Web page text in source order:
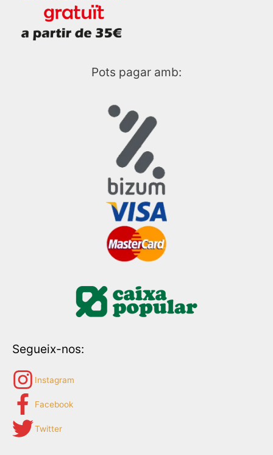
Pots pagar amb:
Segueix-nos:
Instagram
Facebook
Twitter